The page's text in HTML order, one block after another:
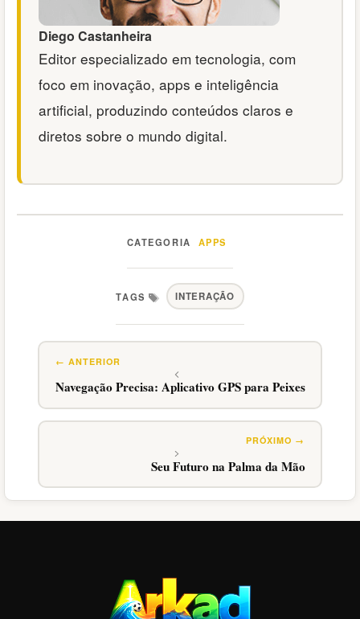
Diego Castanheira
Editor especializado em tecnologia, com
foco em inovação, apps e inteligência
artificial, produzindo conteúdos claros e
diretos sobre o mundo digital.
Categorias APPS
Tags INTERAÇÃO
Navegação Precisa: Aplicativo GPS para Peixes
Seu Futuro na Palma da Mão